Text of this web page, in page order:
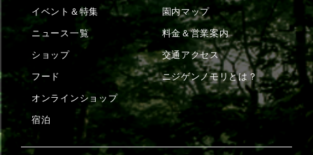
イベント＆特集
ニュース一覧
ショップ
フード
オンラインショップ
宿泊
園内マップ
料金＆営業案内
交通アクセス
ニジゲンノモリとは？